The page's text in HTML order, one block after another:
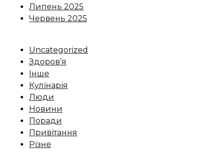
Липень 2025
Червень 2025
Uncategorized
Здоров’я
Інше
Кулінарія
Люди
Новини
Поради
Привітання
Різне